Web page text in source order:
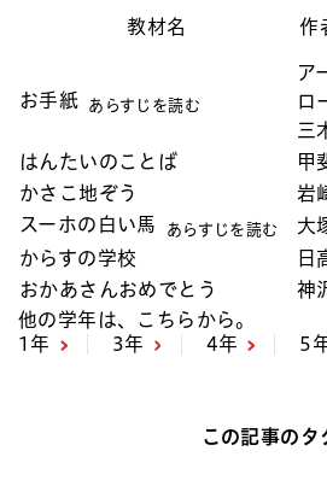
教材名 作
お手紙 あらすじを読む
ア
ロ
三
はんたいのことば
甲
かさこ地ぞう
岩
スーホの白い馬
あらすじを読む
大
からすの学校
日
おかあさんおめでとう
神
他の学年は、こちらから。
1年
3年 4年 5
この記事のタ